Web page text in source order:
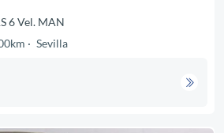
6 Vel. MAN
Sevilla